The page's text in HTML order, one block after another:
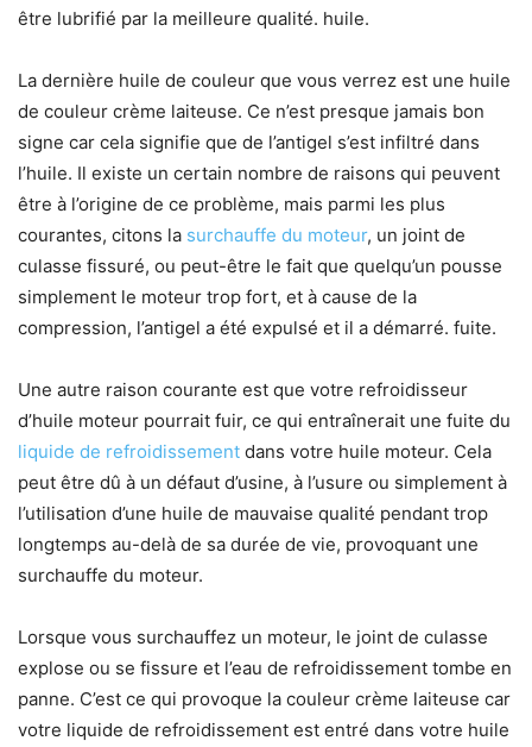
être lubrifié par la meilleure qualité. huile.
La dernière huile de couleur que vous verrez est une huile
de couleur crème laiteuse. Ce n’est presque jamais bon
signe car cela signifie que de l’antigel s’est infiltré dans
l’huile. Il existe un certain nombre de raisons qui peuvent
être à l’origine de ce problème, mais parmi les plus
courantes, citons la surchauffe du moteur, un joint de
culasse fissuré, ou peut-être le fait que quelqu’un pousse
simplement le moteur trop fort, et à cause de la
compression, l’antigel a été expulsé et il a démarré. fuite.
Une autre raison courante est que votre refroidisseur
d’huile moteur pourrait fuir, ce qui entraînerait une fuite du
liquide de refroidissement dans votre huile moteur. Cela
peut être dû à un défaut d’usine, à l’usure ou simplement à
l’utilisation d’une huile de mauvaise qualité pendant trop
longtemps au-delà de sa durée de vie, provoquant une
surchauffe du moteur.
Lorsque vous surchauffez un moteur, le joint de culasse
explose ou se fissure et l’eau de refroidissement tombe en
panne. C’est ce qui provoque la couleur crème laiteuse car
votre liquide de refroidissement est entré dans votre huile